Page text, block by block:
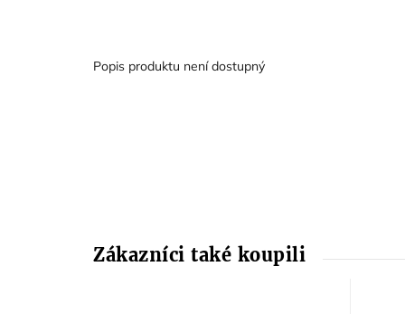
Popis produktu není dostupný